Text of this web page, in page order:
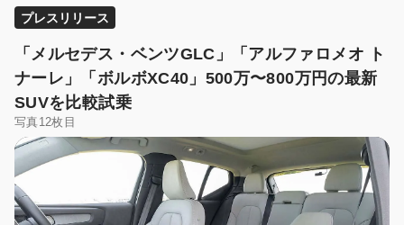
プレスリリース
「メルセデス・ベンツGLC」「アルファロメオ ト
ナーレ」「ボルボXC40」500万〜800万円の最新
SUVを比較試乗
写真12枚目